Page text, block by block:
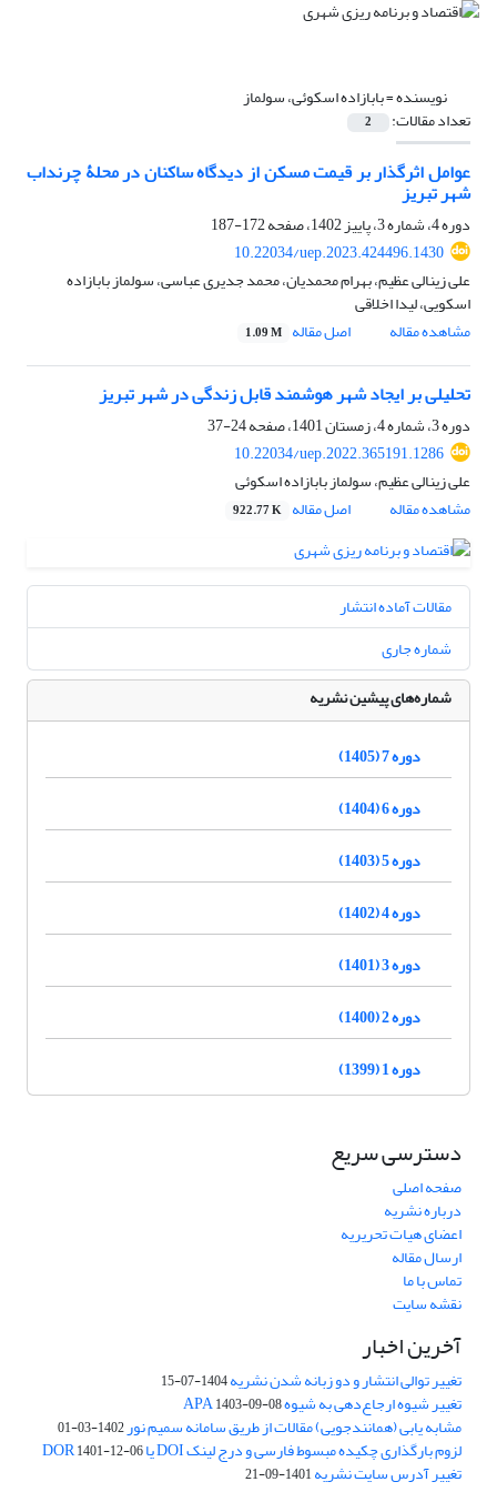
نویسنده =بابازاده اسکوئی، سولماز
تعداد مقالات: 2
عوامل اثرگذار بر قیمت مسکن از دیدگاه ساکنان در محلۀ چرنداب
شهر تبریز
دوره 4، شماره 3، پاییز 1402، صفحه
172-187
10.22034/uep.2023.424496.1430
علی زینالی عظیم، بهرام محمدیان، محمد جدیری عباسی، سولماز بابازاده
اسکویی، لیدا اخلاقی
مشاهده مقاله
اصل مقاله 1.09 M
تحلیلی بر ایجاد شهر هوشمند قابل زندگی در شهر تبریز
دوره 3، شماره 4، زمستان 1401، صفحه
24-37
10.22034/uep.2022.365191.1286
علی زینالی عظیم، سولماز بابازاده اسکوئی
مشاهده مقاله
اصل مقاله 922.77 K
مقالات آماده انتشار
شماره جاری
شماره‌های پیشین نشریه
دوره 7 (1405)
دوره 6 (1404)
دوره 5 (1403)
دوره 4 (1402)
دوره 3 (1401)
دوره 2 (1400)
دوره 1 (1399)
دسترسی سریع
صفحه اصلی
درباره نشریه
اعضای هیات تحریریه
ارسال مقاله
تماس با ما
نقشه سایت
آخرین اخبار
تغییر توالی انتشار و دو زبانه شدن نشریه1404-07-15
تغییر شیوه ارجاع‌دهی به شیوه APA1403-09-08
مشابه یابی (همانندجویی) مقالات از طریق سامانه سمیم نور1402-03-01
لزوم بارگذاری چکیده مبسوط فارسی و درج لینک DOI یا DOR 1401-12-06
تغییر آدرس سایت نشریه1401-09-21